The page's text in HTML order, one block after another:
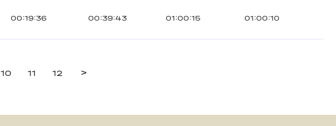
00:19:36 00:39:43 01:00:15 01:00:10
10 11 12 >